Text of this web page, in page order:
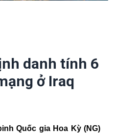
danh tính 6
ở Iraq
Quốc gia Hoa Kỳ (NG)